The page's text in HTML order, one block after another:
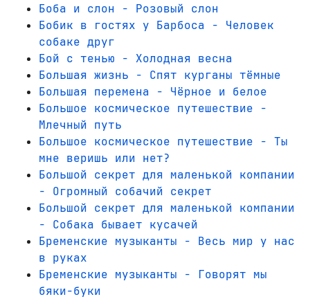
Боба и слон - Розовый слон
Бобик в гостях у Барбоса - Человек
собаке друг
Бой с тенью - Холодная весна
Большая жизнь - Спят курганы тёмные
Большая перемена - Чёрное и белое
Большое космическое путешествие -
Млечный путь
Большое космическое путешествие - Ты
мне веришь или нет?
Большой секрет для маленькой компании
- Огромный собачий секрет
Большой секрет для маленькой компании
- Собака бывает кусачей
Бременские музыканты - Весь мир у нас
в руках
Бременские музыканты - Говорят мы
бяки-буки